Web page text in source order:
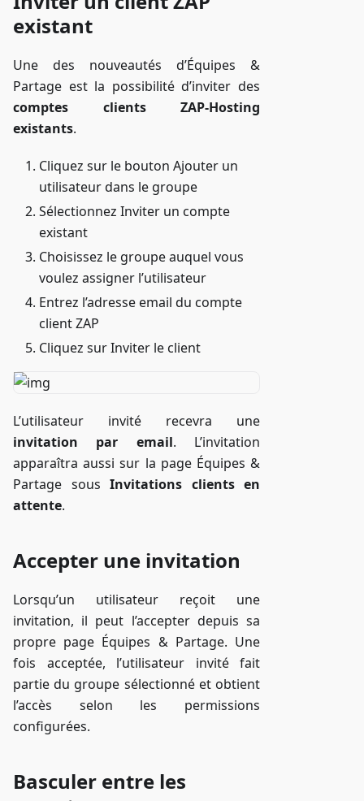
existant
Une des nouveautés d’Équipes &
Partage est la possibilité d’inviter des
comptes clients ZAP-Hosting
existants.
Cliquez sur le bouton Ajouter un
utilisateur dans le groupe
Sélectionnez Inviter un compte
existant
Choisissez le groupe auquel vous
voulez assigner l’utilisateur
Entrez l’adresse email du compte
client ZAP
Cliquez sur Inviter le client
L’utilisateur invité recevra une
invitation par email. L’invitation
apparaîtra aussi sur la page Équipes &
Partage sous Invitations clients en
attente.
Accepter une invitation
Lorsqu’un utilisateur reçoit une
invitation, il peut l’accepter depuis sa
propre page Équipes & Partage. Une
fois acceptée, l’utilisateur invité fait
partie du groupe sélectionné et obtient
l’accès selon les permissions
configurées.
Basculer entre les